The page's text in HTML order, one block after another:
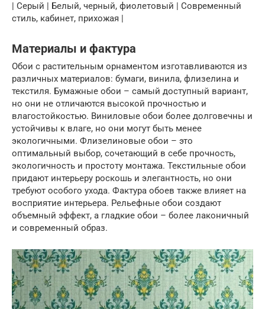
| Серый | Белый, черный, фиолетовый | Современный
стиль, кабинет, прихожая |
Материалы и фактура
Обои с растительным орнаментом изготавливаются из
различных материалов: бумаги, винила, флизелина и
текстиля. Бумажные обои – самый доступный вариант,
но они не отличаются высокой прочностью и
влагостойкостью. Виниловые обои более долговечны и
устойчивы к влаге, но они могут быть менее
экологичными. Флизелиновые обои – это
оптимальный выбор, сочетающий в себе прочность,
экологичность и простоту монтажа. Текстильные обои
придают интерьеру роскошь и элегантность, но они
требуют особого ухода. Фактура обоев также влияет на
восприятие интерьера. Рельефные обои создают
объемный эффект, а гладкие обои – более лаконичный
и современный образ.